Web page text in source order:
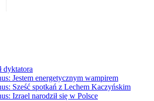
dyktatora
Jestem energetycznym wampirem
Sześć spotkań z Lechem Kaczyńskim
Izrael narodził się w Polsce